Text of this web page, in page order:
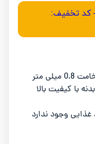
پال: ۷،۱۸۷،۴۰۰ تومان - کد تخفیف:
متر
وجود ندارد